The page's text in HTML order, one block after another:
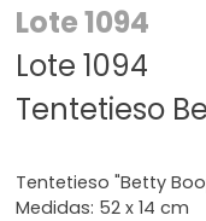
Lote 1094
Lote 1094
Tentetieso
Tentetieso "Betty
Medidas: 52 x 14 cm